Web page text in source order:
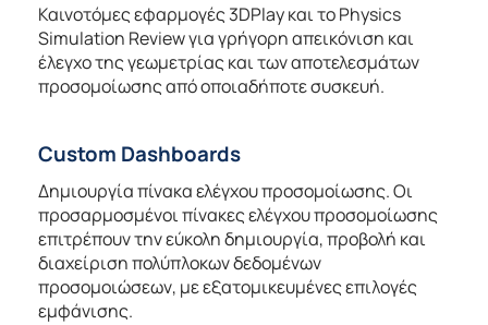
Καινοτόμες εφαρμογές 3DPlay και το Physics
Simulation Review για γρήγορη απεικόνιση και
έλεγχο της γεωμετρίας και των αποτελεσμάτων
προσομοίωσης από οποιαδήποτε συσκευή.
Custom Dashboards
Δημιουργία πίνακα ελέγχου προσομοίωσης. Οι
προσαρμοσμένοι πίνακες ελέγχου προσομοίωσης
επιτρέπουν την εύκολη δημιουργία, προβολή και
διαχείριση πολύπλοκων δεδομένων
προσομοιώσεων, με εξατομικευμένες επιλογές
εμφάνισης.